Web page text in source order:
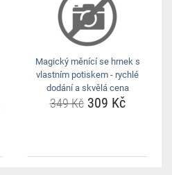
Magický měnící se hrnek s
vlastním potiskem - rychlé
dodání a skvělá cena
349 Kč309 Kč